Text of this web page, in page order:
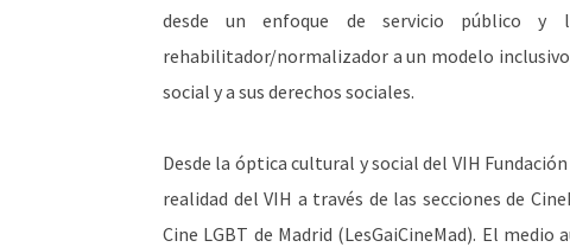
desde un enfoque de servicio público y
rehabilitador/normalizador a un modelo
social y a sus derechos sociales.
Desde la óptica cultural y social del VIH
realidad del VIH a través de las secciones de
Cine LGBT de Madrid (LesGaiCineMad). El